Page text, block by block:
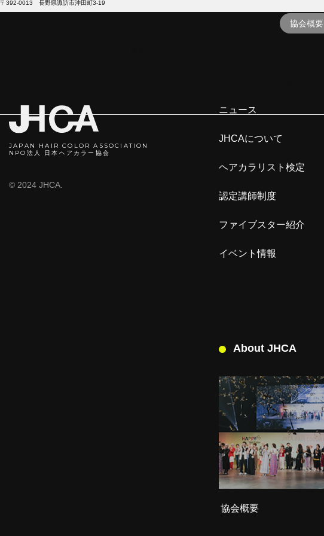
協会概要
〒392-0013 長野県諏訪市沖田町3-19
JAPAN HAIR COLOR ASSOCIATION
NPO法人 日本ヘアカラー協会
© 2024 JHCA.
ニュース
JHCAについて
ヘアカラリスト検定
認定講師制度
ファイブスター紹介
イベント情報
About JHCA
協会概要